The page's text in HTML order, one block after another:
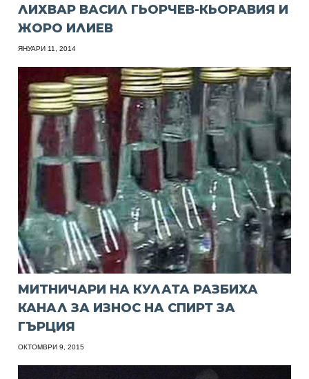
ЛИХВАР ВАСИЛ ГЬОРЧЕВ-КЬОРАВИЯ И
ЖОРО ИЛИЕВ
ЯНУАРИ 11, 2014
МИТНИЧАРИ НА КУЛАТА РАЗБИХА
КАНАЛ ЗА ИЗНОС НА СПИРТ ЗА
ГЪРЦИЯ
ОКТОМВРИ 9, 2015